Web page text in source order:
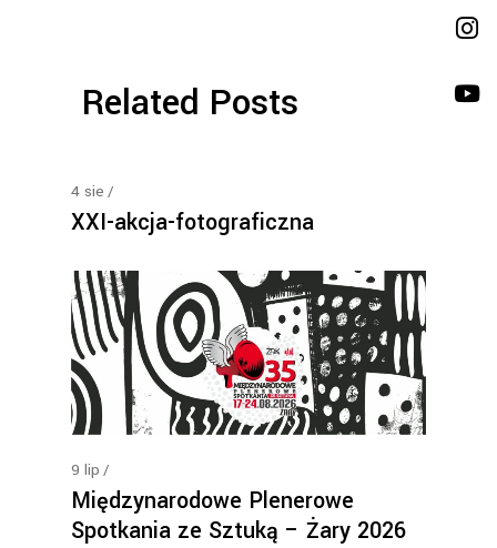
Related Posts
4 sie
XXI-akcja-fotograficzna
9 lip
Międzynarodowe Plenerowe
Spotkania ze Sztuką – Żary 2026